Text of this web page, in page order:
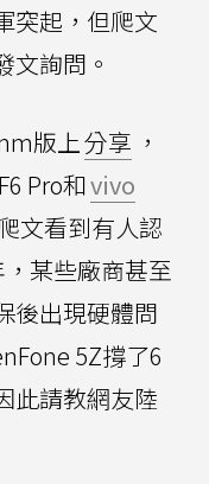
突起，但爬文
文詢問。
版上分享 ，
F6 Pro和vivo
文看到有人認
某些廠商甚至
後出現硬體問
5Z撐了6
此請教網友陸